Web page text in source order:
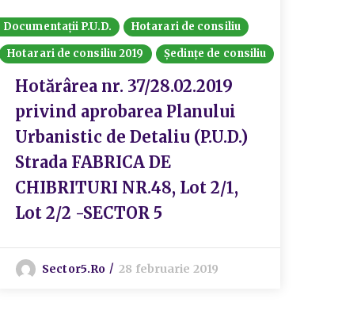
Documentații P.U.D.
Hotarari de consiliu
Hotarari de consiliu 2019
Ședințe de consiliu
Hotărârea nr. 37/28.02.2019
privind aprobarea Planului
Urbanistic de Detaliu (P.U.D.)
Strada FABRICA DE
CHIBRITURI NR.48, Lot 2/1,
Lot 2/2 -SECTOR 5
Sector5.ro 28 februarie 2019